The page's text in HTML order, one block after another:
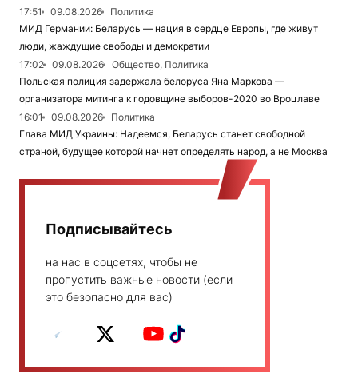
17:51 09.08.2026
Политика
МИД Германии: Беларусь — нация в сердце Европы, где живут
люди, жаждущие свободы и демократии
17:02
09.08.2026
Общество, Политика
Польская полиция задержала белоруса Яна Маркова —
организатора митинга к годовщине выборов-2020 во Вроцлаве
16:01
09.08.2026
Политика
Глава МИД Украины: Надеемся, Беларусь станет свободной
страной, будущее которой начнет определять народ, а не Москва
Подписывайтесь
на нас в соцсетях, чтобы не
пропустить важные новости (если
это безопасно для вас)